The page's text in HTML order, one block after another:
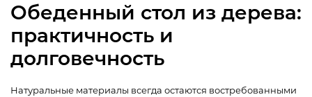
Обеденный стол из дерева:
практичность и
долговечность
Натуральные материалы всегда остаются востребованными